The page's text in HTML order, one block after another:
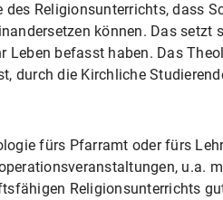
Religionsunterrichts, dass
können. Das setzt
Leben befasst haben. Das
durch die Kirchliche
fürs Pfarramt oder fürs
u.a.
Religionsunterrichts